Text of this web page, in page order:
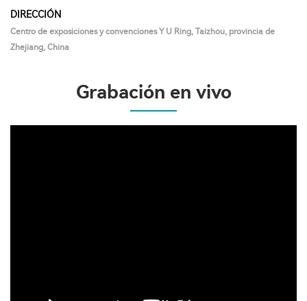
DIRECCIÓN
Centro de exposiciones y convenciones Y U Ring, Taizhou, provincia de
Zhejiang, China
Grabación en vivo